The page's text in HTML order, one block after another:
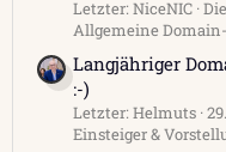
Letzter: NiceNIC
Allgemeine
Langjähriger
:-)
Letzter: Helmuts
Einsteiger &